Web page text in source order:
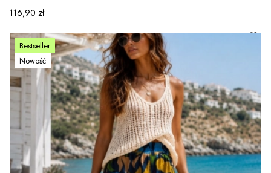
Cena
116,90 zł
Bestseller
Nowość